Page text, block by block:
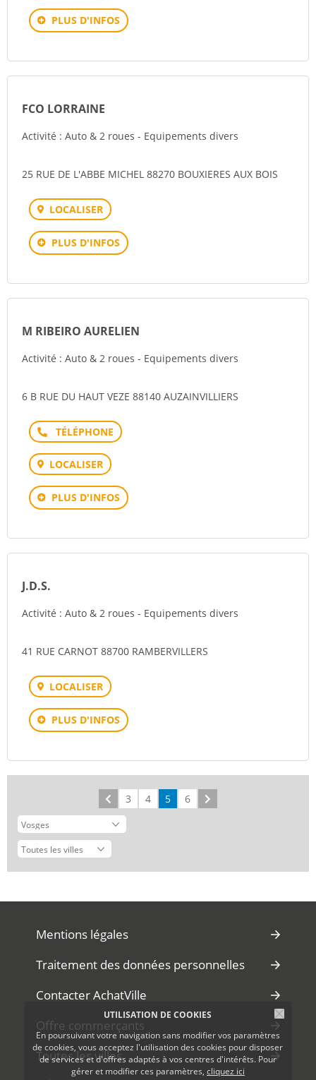
UTILISATION DE COOKIES
En poursuivant votre navigation sans modifier vos paramètres
de cookies, vous acceptez l'utilisation des cookies pour disposer
de services et d'offres adaptés à vos centres d'intérêts. Pour
gérer et modifier ces paramètres, cliquez ici
PLUS D'INFOS
FCO LORRAINE
Activité : Auto & 2 roues - Equipements divers
25 RUE DE L'ABBE MICHEL 88270 BOUXIERES AUX BOIS
LOCALISER
PLUS D'INFOS
M RIBEIRO AURELIEN
Activité : Auto & 2 roues - Equipements divers
6 B RUE DU HAUT VEZE 88140 AUZAINVILLIERS
Téléphone
LOCALISER
PLUS D'INFOS
J.D.S.
Activité : Auto & 2 roues - Equipements divers
41 RUE CARNOT 88700 RAMBERVILLERS
LOCALISER
PLUS D'INFOS
Précédent
3 4 5 6
Mentions légales
Traitement des données personnelles
Contacter AchatVille
Offre commerçants
Toutes les villes